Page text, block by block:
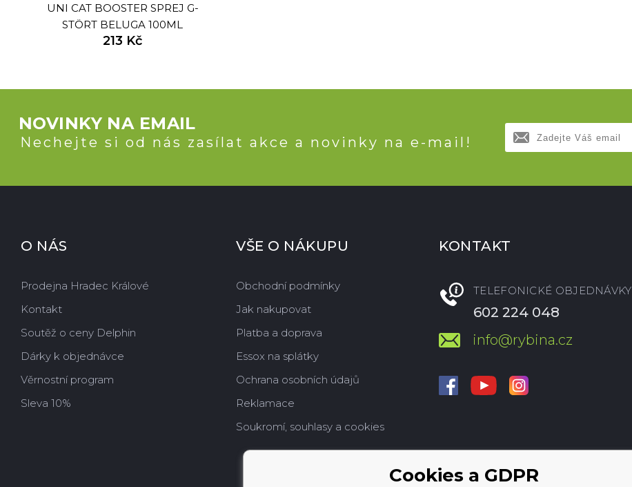
UNI CAT BOOSTER SPREJ G-
STÖRT BELUGA 100ML
213 Kč
NOVINKY NA EMAIL
Nechejte si od nás zasílat akce a novinky na e-mail!
O NÁS
Prodejna Hradec Králové
Kontakt
Soutěž o ceny Delphin
Dárky k objednávce
Věrnostní program
Sleva 10%
VŠE O NÁKUPU
Obchodní podmínky
Jak nakupovat
Platba a doprava
Essox na splátky
Ochrana osobních údajů
Reklamace
Soukromí, souhlasy a cookies
KONTAKT
TELEFONICKÉ OBJEDNÁVKY
602 224 048
info@rybina.cz
Cookies a GDPR